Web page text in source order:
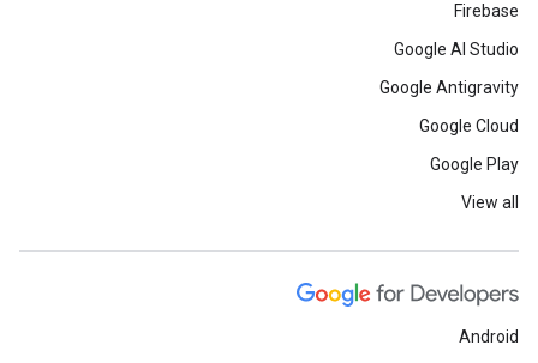
Firebase
Google AI Studio
Google Antigravity
Google Cloud
Google Play
View all
Android